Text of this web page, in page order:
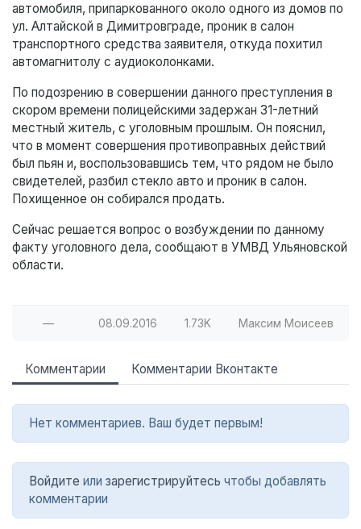
автомобиля, припаркованного около одного из домов по
ул. Алтайской в Димитровграде, проник в салон
транспортного средства заявителя, откуда похитил
автомагнитолу с аудиоколонками.
По подозрению в совершении данного преступления в
скором времени полицейскими задержан 31-летний
местный житель, с уголовным прошлым. Он пояснил,
что в момент совершения противоправных действий
был пьян и, воспользовавшись тем, что рядом не было
свидетелей, разбил стекло авто и проник в салон.
Похищенное он собирался продать.
Сейчас решается вопрос о возбуждении по данному
факту уголовного дела, сообщают в УМВД Ульяновской
области.
— 08.09.2016 1.73K Максим Моисеев
Комментарии Комментарии Вконтакте
Нет комментариев. Ваш будет первым!
Войдите или зарегистрируйтесь чтобы добавлять
комментарии